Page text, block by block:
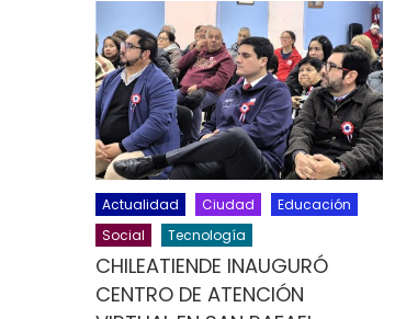
Actualidad Ciudad
Educación
Social
Tecnología
CHILEATIENDE INAUGURÓ
CENTRO DE ATENCIÓN